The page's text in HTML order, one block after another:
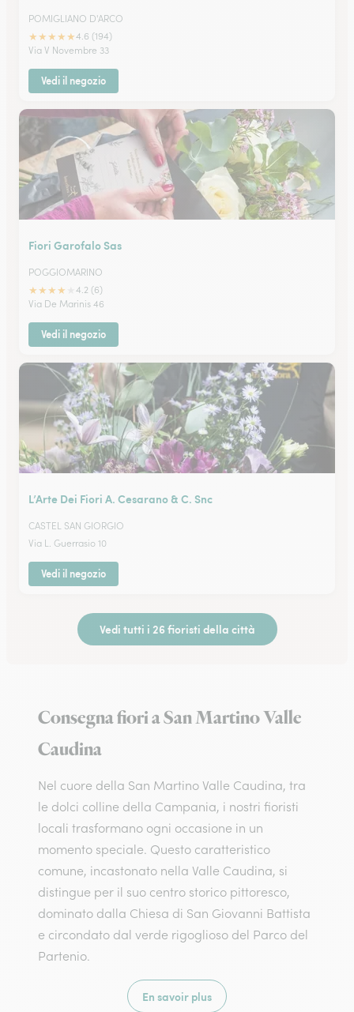
POMIGLIANO D'ARCO
★★★★★4.6 (194)
Via V Novembre 33
Vedi il negozio
Fiori Garofalo Sas
POGGIOMARINO
★★★★
4.2 (6)
Via De Marinis 46
Vedi il negozio
L’Arte Dei Fiori A. Cesarano & C. Snc
CASTEL SAN GIORGIO
Via L. Guerrasio 10
Vedi il negozio
Vedi tutti i 26 fioristi della città
Consegna fiori a San Martino Valle
Caudina
Nel cuore della San Martino Valle Caudina, tra
le dolci colline della Campania, i nostri fioristi
locali trasformano ogni occasione in un
momento speciale. Questo caratteristico
comune, incastonato nella Valle Caudina, si
distingue per il suo centro storico pittoresco,
dominato dalla Chiesa di San Giovanni Battista
e circondato dal verde rigoglioso del Parco del
Partenio.
En savoir plus